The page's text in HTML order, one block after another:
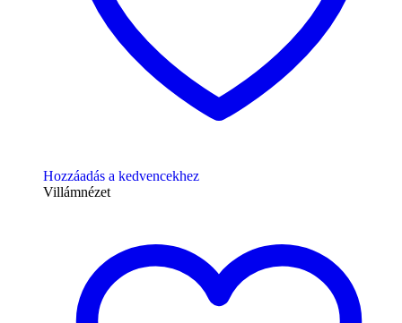
Hozzáadás a kedvencekhez
Villámnézet